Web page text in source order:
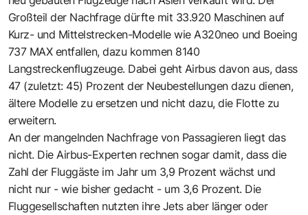
Großteil der Nachfrage dürfte mit 33.920 Maschinen auf
Kurz- und Mittelstrecken-Modelle wie A320neo und Boeing
737 MAX entfallen, dazu kommen 8140
Langstreckenflugzeuge. Dabei geht Airbus davon aus, dass
47 (zuletzt: 45) Prozent der Neubestellungen dazu dienen,
ältere Modelle zu ersetzen und nicht dazu, die Flotte zu
erweitern.
An der mangelnden Nachfrage von Passagieren liegt das
nicht. Die Airbus-Experten rechnen sogar damit, dass die
Zahl der Fluggäste im Jahr um 3,9 Prozent wächst und
nicht nur - wie bisher gedacht - um 3,6 Prozent. Die
Fluggesellschaften nutzten ihre Jets aber länger oder